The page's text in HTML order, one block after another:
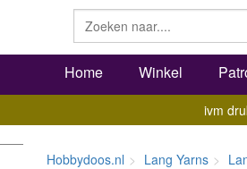
Home Winkel
ivm
Hobbydoos.nl Lang Yarns